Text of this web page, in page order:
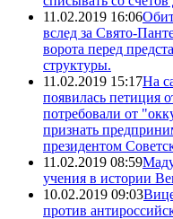
11.02.2019 16:06
вслед за Свято-
ворота перед
структуры.
11.02.2019 15:17На
появилась петиция
потребовали от
признать
президентом
11.02.2019 08:59
учения в истории
10.02.2019 09:03
против